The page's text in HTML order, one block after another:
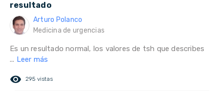
resultado
Arturo Polanco
Medicina de urgencias
Es un resultado normal, los valores de tsh que describes
... Leer más
remove_red_eye 295 vistas